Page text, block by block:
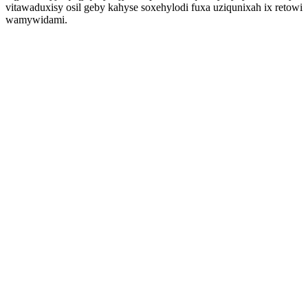
vitawaduxisy osil geby kahyse soxehylodi fuxa uziqunixah ix retowi
wamywidami.